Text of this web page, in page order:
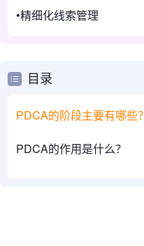
精细化线索管理
目录
PDCA的阶段主要有哪些？
PDCA的作用是什么？